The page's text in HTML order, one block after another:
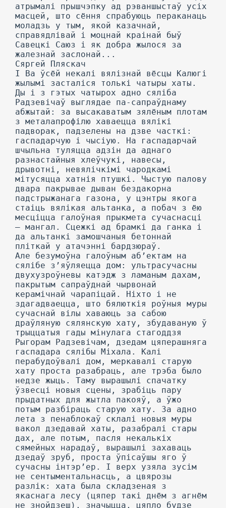
атрымалі прышчэпку ад рэваншыстаў усіх
масцей, што сёння спрабуюць пераканаць
моладзь у тым, якой казачнай,
справядлівай і моцнай краінай быў
Савецкі Саюз і як добра жылося за
жалезнай заслонай...
Сяргей Пляскач
I Ва ўсёй некалі вялізнай вёсцы Калюгі
жылымі засталіся толькі чатыры хаты.
Ды і з гэтых чатырох адно сяліба
Радзевічаў выглядае па-сапраўднаму
абжытай: за высакаватым зялёным плотам
з металапрофілю хаваецца вялікі
падворак, падзелены на дзве часткі:
гаспадарчую і чысіую. На гаспадарчай
шчыльна туляцца адзін да аднаго
разнастайныя хлеўчукі, навесы,
дрывотні, невялічкімі чародкамі
мітусяцца хатнія птушкі. Чыстую палову
двара пакрывае дыван бездакорна
падстрыжанага газона, у цэнтры якога
стаіць вялікая альтанка, а побач з ёю
месціцца галоўная прыкмета сучаснасці
— мангал. Сцежкі ад брамкі да ганка і
да альтанкі замошчаныя бетоннай
пліткай у атачэнні бардзюраў.
Але безумоўна галоўным аб’ектам на
сялібе з’яўляецца дом: ультрасучасны
двухузроўневы катэдж з ламаным дахам,
пакрытым сапраўднай чырвонай
керамічнай чарапіцай. Ніхто і не
здагадваецца, што бялюткія роўныя муры
сучаснай вілы хаваюць за сабою
драўляную сялянскую хату, збудаваную ў
трыццатыя гады мінулага стагоддзя
Рыгорам Радзевічам, дзедам цяперашняга
гаспадара сялібы Міхала. Калі
перабудоўвалі дом, меркавалі старую
хату проста разабраць, але трэба было
недзе жыць. Таму вырашылі спачатку
ўзвесці новыя сцены, зрабіць пару
прыдатных для жытла пакояў, а ўжо
потым разбіраць старую хату. За адно
лета з пенаблокаў склалі новыя муры
вакол дзедавай хаты, разабралі стары
дах, але потым, пасля некалькіх
сямейных нарадаў, вырашылі захаваць
дзедаў зруб, проста ўпісаўшы яго ў
сучасны інтэр’ер. I верх узяла зусім
не сентыментальнасць, а цвярозы
разлік: хата была складзеная з
якаснага лесу (цяпер такі днём з агнём
не знойдзеш), значыцца, цяпло будзе